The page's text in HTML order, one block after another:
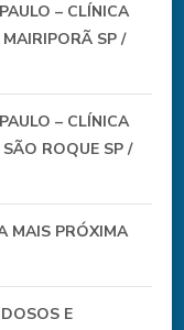
– CLÍNICA
SP /
– CLÍNICA
ROQUE SP /
MAIS PRÓXIMA
E